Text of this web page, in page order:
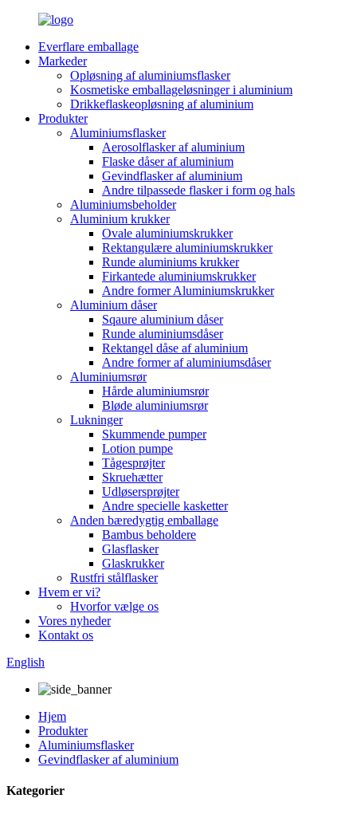
Everflare emballage
Markeder
Opløsning af aluminiumsflasker
Kosmetiske emballageløsninger i aluminium
Drikkeflaskeopløsning af aluminium
Produkter
Aluminiumsflasker
Aerosolflasker af aluminium
Flaske dåser af aluminium
Gevindflasker af aluminium
Andre tilpassede flasker i form og hals
Aluminiumsbeholder
Aluminium krukker
Ovale aluminiumskrukker
Rektangulære aluminiumskrukker
Runde aluminiums krukker
Firkantede aluminiumskrukker
Andre former Aluminiumskrukker
Aluminium dåser
Sqaure aluminium dåser
Runde aluminiumsdåser
Rektangel dåse af aluminium
Andre former af aluminiumsdåser
Aluminiumsrør
Hårde aluminiumsrør
Bløde aluminiumsrør
Lukninger
Skummende pumper
Lotion pumpe
Tågesprøjter
Skruehætter
Udløsersprøjter
Andre specielle kasketter
Anden bæredygtig emballage
Bambus beholdere
Glasflasker
Glaskrukker
Rustfri stålflasker
Hvem er vi?
Hvorfor vælge os
Vores nyheder
Kontakt os
English
Hjem
Produkter
Aluminiumsflasker
Gevindflasker af aluminium
Kategorier